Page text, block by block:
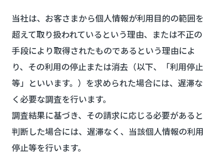
当社は、お客さまから個人情報が利用目的の範囲を
超えて取り扱われているという理由、または不正の
手段により取得されたものであるという理由によ
り、その利用の停止または消去（以下、「利用停止
等」といいます。）を求められた場合には、遅滞な
く必要な調査を行います。
調査結果に基づき、その請求に応じる必要があると
判断した場合には、遅滞なく、当該個人情報の利用
停止等を行います。